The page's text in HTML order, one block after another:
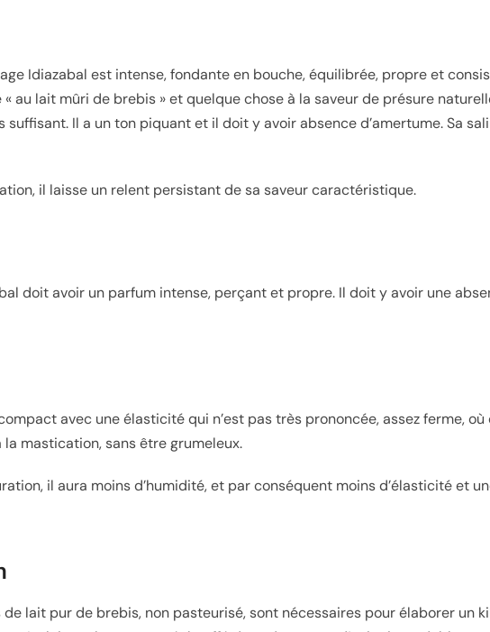
Idiazabal est intense, fondante en bouche, équilibrée, propre et
au lait mûri de brebis » et quelque chose à la saveur de présure
suffisant. Il a un ton piquant et il doit y avoir absence d’amertume. Sa
il laisse un relent persistant de sa saveur caractéristique.
doit avoir un parfum intense, perçant et propre. Il doit y avoir une
avec une élasticité qui n’est pas très prononcée, assez ferme,
mastication, sans être grumeleux.
il aura moins d’humidité, et par conséquent moins d’élasticité et
lait pur de brebis, non pasteurisé, sont nécessaires pour élaborer un